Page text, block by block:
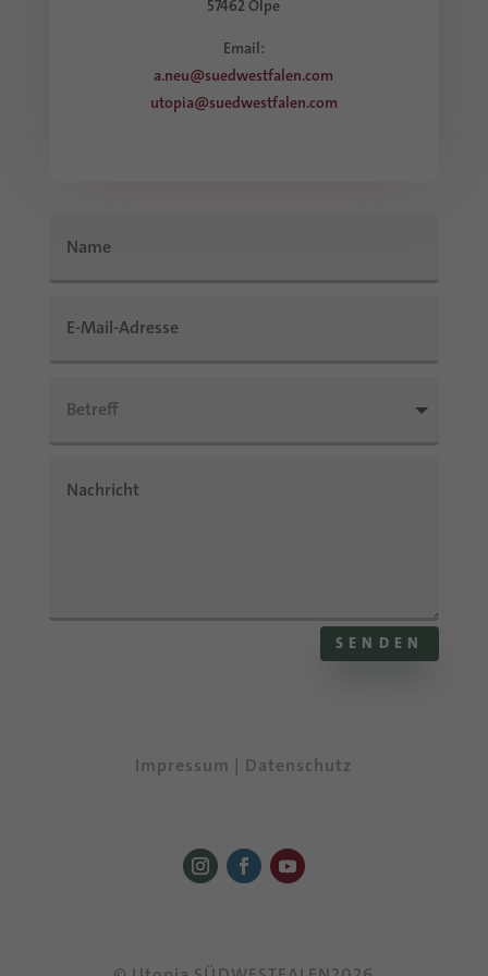
57462 Olpe
Email:
a.neu@suedwestfalen.com
utopia@suedwestfalen.com
SENDEN
Im­pres­sum | Da­ten­schutz